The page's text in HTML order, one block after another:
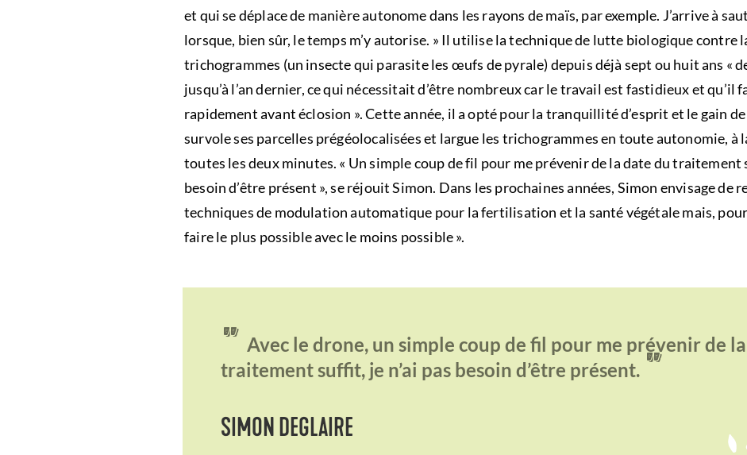
et qui se déplace de manière autonome dans les rayons de maïs, par exemple. J’arrive à
lorsque, bien sûr, le temps m’y autorise. » Il utilise la technique de lutte biologique contre
trichogrammes (un insecte qui parasite les œufs de pyrale) depuis déjà sept ou huit ans «
jusqu’à l’an dernier, ce qui nécessitait d’être nombreux car le travail est fastidieux et qu’il
rapidement avant éclosion ». Cette année, il a opté pour la tranquillité d’esprit et le gain
survole ses parcelles prégéolocalisées et largue les trichogrammes en toute autonomie, à
toutes les deux minutes. « Un simple coup de fil pour me prévenir de la date du traitement
besoin d’être présent », se réjouit Simon. Dans les prochaines années, Simon envisage de
techniques de modulation automatique pour la fertilisation et la santé végétale mais, pour
faire le plus possible avec le moins possible ».
" Avec le drone, un simple coup de fil pour me prévenir de
traitement suffit, je n’ai pas besoin d’être présent. "
SIMON DEGLAIRE